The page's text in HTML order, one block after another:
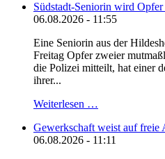
Südstadt-Seniorin wird
06.08.2026 - 11:55
Eine Seniorin aus der
Freitag Opfer zweier
die Polizei mitteilt, hat einer
ihrer...
Weiterlesen …
Gewerkschaft weist auf freie
06.08.2026 - 11:11